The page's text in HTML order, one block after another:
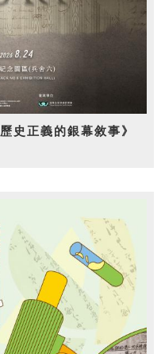
史正義的銀幕敘事》